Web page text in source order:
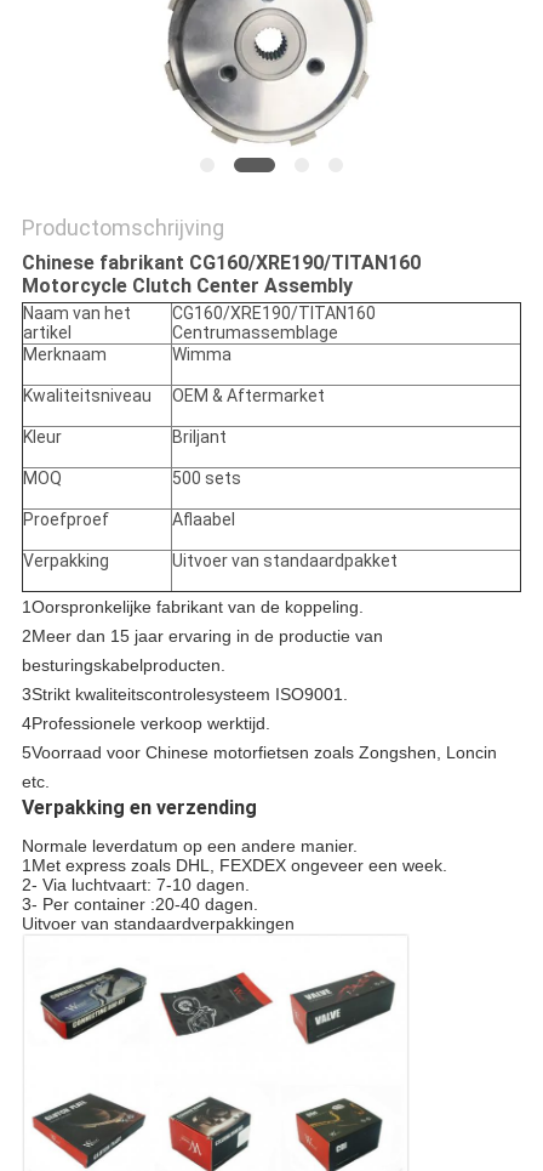
Productomschrijving
Chinese fabrikant CG160/XRE190/TITAN160
Motorcycle Clutch Center Assembly
Naam van het
artikel
CG160/XRE190/TITAN160
Centrumassemblage
Merknaam
Wimma
Kwaliteitsniveau OEM & Aftermarket
Kleur Briljant
MOQ 500 sets
Proefproef Aflaabel
Verpakking Uitvoer van standaardpakket
1Oorspronkelijke fabrikant van de koppeling.
2Meer dan 15 jaar ervaring in de productie van
besturingskabelproducten.
3Strikt kwaliteitscontrolesysteem ISO9001.
4Professionele verkoop werktijd.
5Voorraad voor Chinese motorfietsen zoals Zongshen, Loncin
etc.
Verpakking en verzending
Normale leverdatum op een andere manier.
1Met express zoals DHL, FEXDEX ongeveer een week.
2- Via luchtvaart: 7-10 dagen.
3- Per container :20-40 dagen.
Uitvoer van standaardverpakkingen